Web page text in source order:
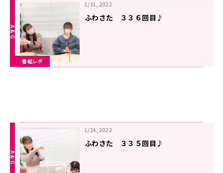
番組レポ
1/31, 2022
ふわさた ３３６回目♪
1/24, 2022
ふわさた ３３５回目♪